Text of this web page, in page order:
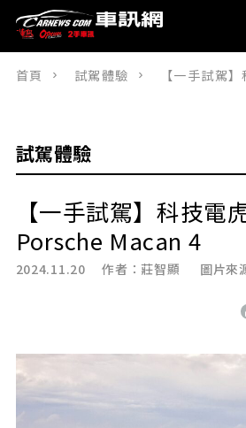
首頁 試駕體驗 【一手試駕】科
試駕體驗
【一手試駕】科技電
Porsche Macan 4
2024.11.20 作者：莊智顯 圖片來